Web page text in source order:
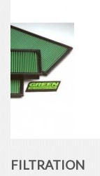
FILTRATION